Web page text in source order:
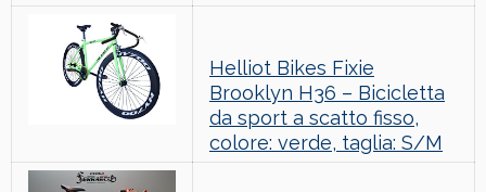
Helliot Bikes Fixie
Brooklyn H36 – Bicicletta
da sport a scatto fisso,
colore: verde, taglia: S/M